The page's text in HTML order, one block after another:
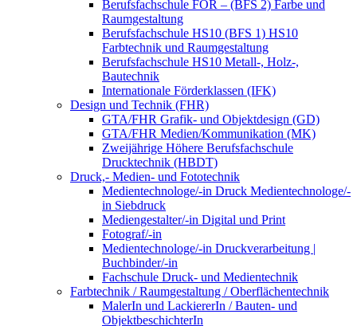
Berufsfachschule FOR – (BFS 2) Farbe und
Raumgestaltung
Berufsfachschule HS10 (BFS 1) HS10
Farbtechnik und Raumgestaltung
Berufsfachschule HS10 Metall-, Holz-,
Bautechnik
Internationale Förderklassen (IFK)
Design und Technik (FHR)
GTA/FHR Grafik- und Objektdesign (GD)
GTA/FHR Medien/Kommunikation (MK)
Zweijährige Höhere Berufsfachschule
Drucktechnik (HBDT)
Druck,- Medien- und Fototechnik
Medientechnologe/-in Druck Medientechnologe/-
in Siebdruck
Mediengestalter/-in Digital und Print
Fotograf/-in
Medientechnologe/-in Druckverarbeitung |
Buchbinder/-in
Fachschule Druck- und Medientechnik
Farbtechnik / Raumgestaltung / Oberflächentechnik
MalerIn und LackiererIn / Bauten- und
ObjektbeschichterIn